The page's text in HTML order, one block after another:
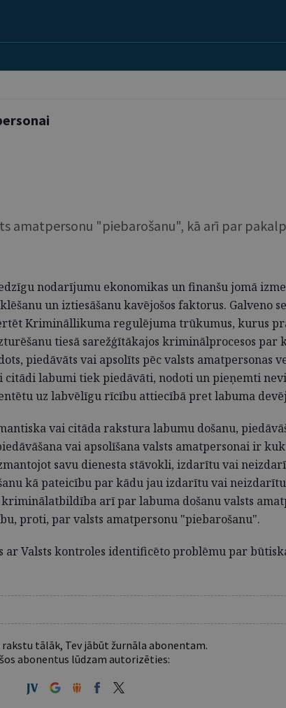
amatpersonu "piebarošanu", kā arī par
nodarījumu ekonomikas un finanšu jomā
un iztiesāšanu kavējošos faktorus. Galveno
Krimināllikuma regulējuma trūkumus, kurus
tiesā sarežģītākajos kriminālprocesos
piedāvāts vai apsolīts pēc valsts amatpersonas
labumi tiek piedāvāti, nodoti un pieņemti
uz labvēlīgu rīcību attiecībā pret labuma
vai citāda rakstura labumu došanu,
vai apsolīšana valsts amatpersonai ir
savu dienesta stāvokli, izdarītu vai
kā pateicību par kādu jau izdarītu vai
arī par labuma došanu valsts
proti, par valsts amatpersonu "piebarošanu".
Valsts kontroles identificēto problēmu par
rakstu tālāk, Tev jābūt žurnāla abonentam.
abonentus lūdzam autorizēties: